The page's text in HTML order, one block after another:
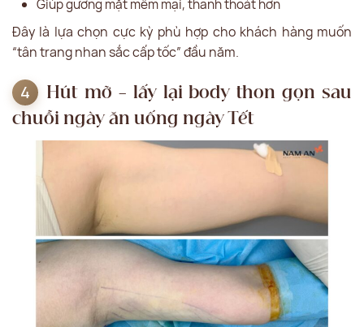
Giúp gương mặt mềm mại, thanh thoát hơn
Đây là lựa chọn cực kỳ phù hợp cho khách hàng muốn
“tân trang nhan sắc cấp tốc” đầu năm.
Hút mỡ – lấy lại body thon gọn sau
chuỗi ngày ăn uống ngày Tết